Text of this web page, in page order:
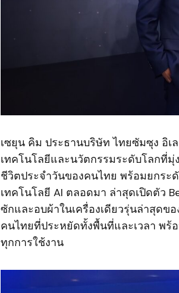
เซยุน คิม ประธานบริษัท ไทยซัมซุง อิ
เทคโนโลยีและนวัตกรรมระดับโลกที่
ชีวิตประจำวันของคนไทย พร้อมยกระ
เทคโนโลยี AI ตลอดมา ล่าสุดเปิดตัว
ซักและอบผ้าในเครื่องเดียวรุ่นล่าสุดข
คนไทยที่ประหยัดทั้งพื้นที่และเวลา พ
ทุกการใช้งาน